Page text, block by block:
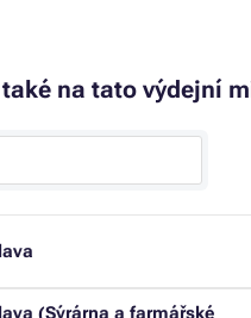
na tato výdejní
(Sýrárna a farmářské